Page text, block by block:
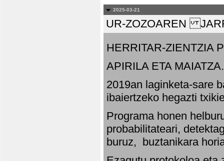
2025-03-21
UR-ZOZOAREN
HERRITAR-ZIENTZIA
APIRILA ETA MAIATZA.
2019an laginketa-sare
ibaiertzeko hegazti
Programa honen
probabilitateari,
buruz, buztanikara